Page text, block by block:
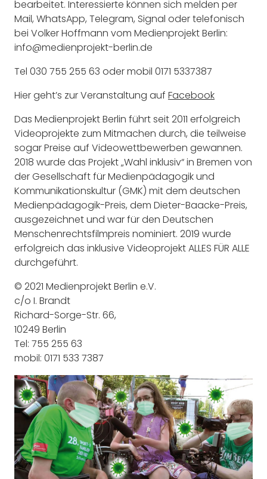
bearbeitet. Interessierte können sich melden per
Mail, WhatsApp, Telegram, Signal oder telefonisch
bei Volker Hoffmann vom Medienprojekt Berlin:
info@medienprojekt-berlin.de
Tel 030 755 255 63 oder mobil 0171 5337387
Hier geht’s zur Veranstaltung auf Facebook
Das Medienprojekt Berlin führt seit 2011 erfolgreich
Videoprojekte zum Mitmachen durch, die teilweise
sogar Preise auf Videowettbewerben gewannen.
2018 wurde das Projekt „Wahl inklusiv“ in Bremen von
der Gesellschaft für Medienpädagogik und
Kommunikationskultur (GMK) mit dem deutschen
Medienpädagogik-Preis, dem Dieter-Baacke-Preis,
ausgezeichnet und war für den Deutschen
Menschenrechtsfilmpreis nominiert. 2019 wurde
erfolgreich das inklusive Videoprojekt ALLES FÜR ALLE
durchgeführt.
© 2021 Medienprojekt Berlin e.V.
c/o I. Brandt
Richard-Sorge-Str. 66,
10249 Berlin
Tel: 755 255 63
mobil: 0171 533 7387